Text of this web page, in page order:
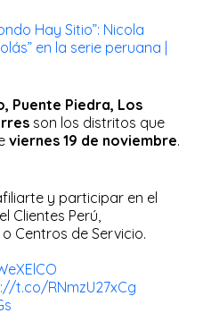
Hay Sitio”: Nicola
en la serie peruana |
Puente Piedra, Los
son los distritos que
viernes 19 de noviembre.
y participar en el
Clientes Perú,
o Centros de Servicio.
t.co/RNmzU27xCg